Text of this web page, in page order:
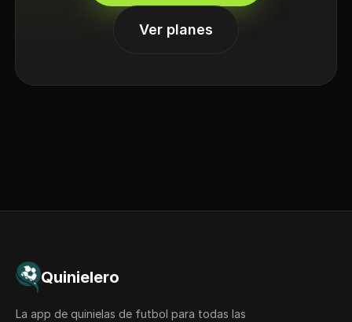
Ver planes
Quinielero
La app de quinielas de futbol para todas las